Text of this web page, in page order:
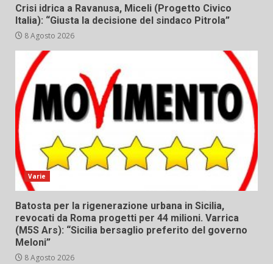
Crisi idrica a Ravanusa, Miceli (Progetto Civico
Italia): “Giusta la decisione del sindaco Pitrola”
8 Agosto 2026
Varie
Batosta per la rigenerazione urbana in Sicilia,
revocati da Roma progetti per 44 milioni. Varrica
(M5S Ars): “Sicilia bersaglio preferito del governo
Meloni”
8 Agosto 2026